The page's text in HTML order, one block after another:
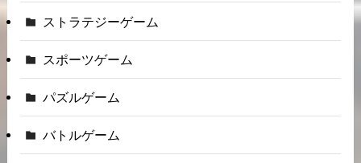
ストラテジーゲーム
スポーツゲーム
パズルゲーム
バトルゲーム